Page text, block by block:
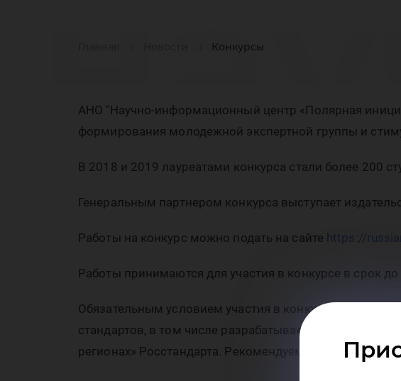
Конкурсы
АНО "Научно-информационный центр «Полярная
формирования молодежной экспертной группы и
В 2018 и 2019 лауреатами конкурса стали более 200
Генеральным партнером конкурса выступает
Работы на конкурс можно подать на сайте https://
Работы принимаются для участия в конкурсе в срок
Обязательным условием участия в конкурсе 2019/
стандартов, в том числе разрабатываемых в
регионах» Росстандарта. Рекомендуемый перечень и